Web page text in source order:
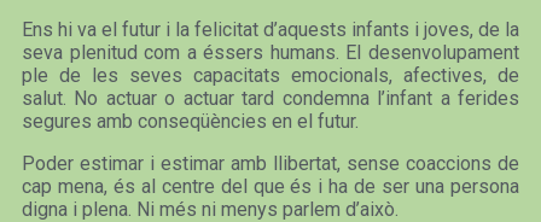
Ens hi va el futur i la felicitat d’aquests infants i joves, de la
seva plenitud com a éssers humans. El desenvolupament
ple de les seves capacitats emocionals, afectives, de
salut. No actuar o actuar tard condemna l’infant a ferides
segures amb conseqüències en el futur.
Poder estimar i estimar amb llibertat, sense coaccions de
cap mena, és al centre del que és i ha de ser una persona
digna i plena. Ni més ni menys parlem d’això.